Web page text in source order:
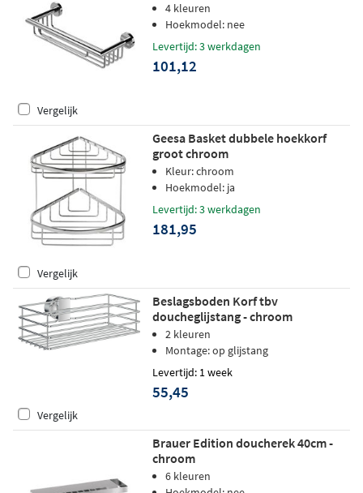
4 kleuren
Hoekmodel: nee
Levertijd: 3 werkdagen
101,12
Vergelijk
Geesa Basket dubbele hoekkorf
groot chroom
Kleur: chroom
Hoekmodel: ja
Levertijd: 3 werkdagen
181,95
Vergelijk
Beslagsboden Korf tbv
doucheglijstang - chroom
2 kleuren
Montage: op glijstang
Levertijd: 1 week
55,45
Vergelijk
Brauer Edition doucherek 40cm -
chroom
6 kleuren